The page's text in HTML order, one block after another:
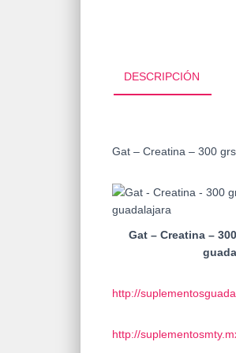
DESCRIPCIÓN
Gat – Creatina – 300
Gat – Creatina –
http://
http://